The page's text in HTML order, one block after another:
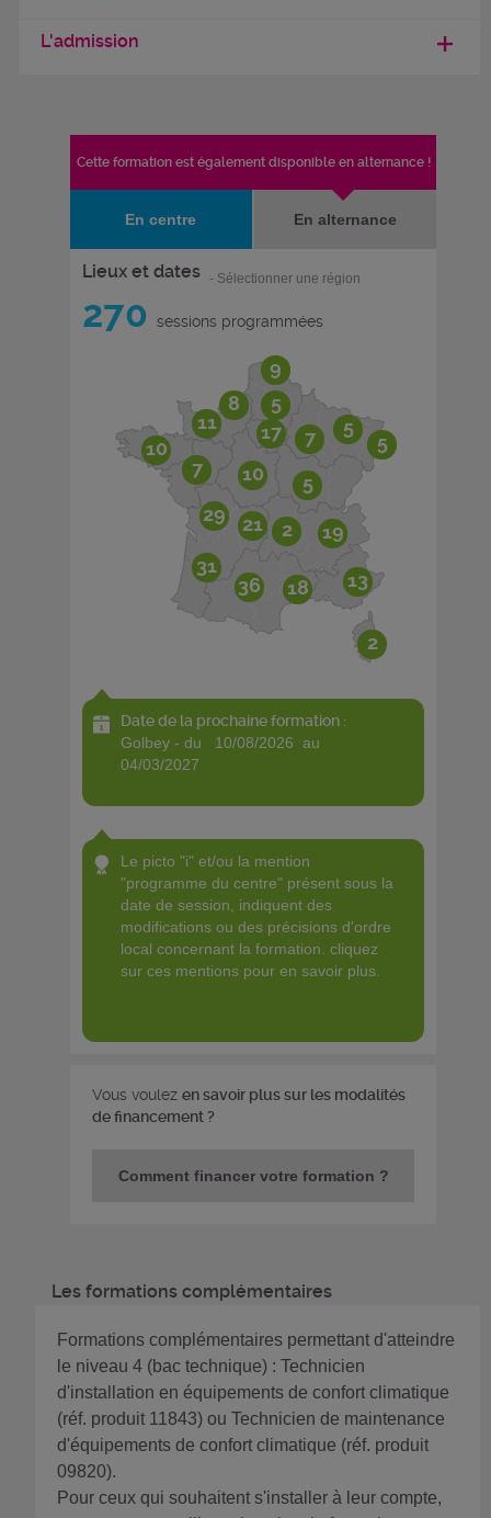
L'admission
Cette formation est également disponible en alternance !
En centre En alternance
Lieux et dates - Sélectionner une région
270 sessions programmées
5
31
2
11
5
10
10
7
2
8
17
18
21
5
36
9
7
5
29
13
19
Date de la prochaine formation :
golbey - du 10/08/2026 au
04/03/2027
le picto "i" et/ou la mention
"programme du centre" présent sous la
date de session, indiquent des
modifications ou des précisions d'ordre
local concernant la formation. cliquez
sur ces mentions pour en savoir plus.
Vous voulez en savoir plus sur les modalités
de financement ?
Comment financer votre formation ?
Les formations complémentaires
Formations complémentaires permettant d'atteindre
le niveau 4 (bac technique) : Technicien
d'installation en équipements de confort climatique
(réf. produit 11843) ou Technicien de maintenance
d'équipements de confort climatique (réf. produit
09820).
Pour ceux qui souhaitent s'installer à leur compte,